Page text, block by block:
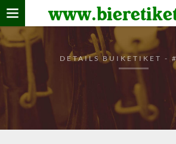
Home
verzamelen
De bierkaart
Bezoekers
DETAILS BUIKETIKET -